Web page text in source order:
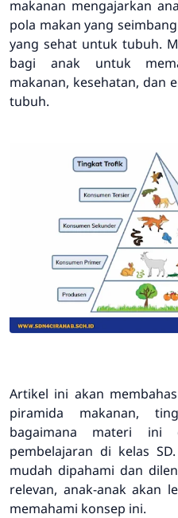
makanan mengajarkan
pola makan yang
yang sehat untuk tubuh.
bagi anak untuk
makanan, kesehatan, dan
tubuh.
Artikel ini akan
piramida makanan,
bagaimana materi ini
pembelajaran di kelas
mudah dipahami dan
relevan, anak-anak akan
memahami konsep ini.